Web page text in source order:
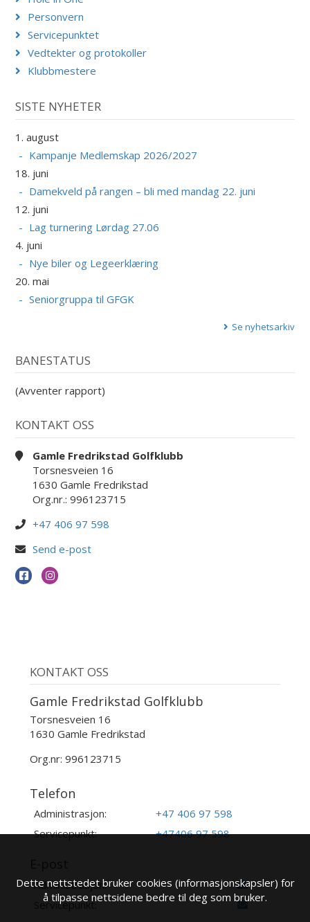
Personvern
Servicepunktet
Vedtekter og protokoller
Klubbmestere
SISTE NYHETER
1. august
Kampanje Medlemskap 2026/2027
18. juni
Damekveld på rangen – bli med mandag 22. juni
12. juni
Lag turnering Lørdag 27.06
4. juni
Nye biler og Legeerklæring
20. mai
Seniorgruppa til GFGK
Se nyhetsarkiv
BANESTATUS
(Avventer rapport)
KONTAKT OSS
Gamle Fredrikstad Golfklubb
Torsnesveien 16
1630 Gamle Fredrikstad
Org.nr.: 996123715
+47 406 97 598
Send e-post
KONTAKT OSS
Gamle Fredrikstad Golfklubb
Torsnesveien 16
1630 Gamle Fredrikstad
Org.nr: 996123715
Telefon
Administrasjon:
+47 406 97 598
Servicepunkt:
+47406 97 598
Administrasjon:
Servicepunkt:
Dette nettstedet bruker cookies (informasjonskapsler) for
å tilpasse nettsidene bedre til deg som bruker.